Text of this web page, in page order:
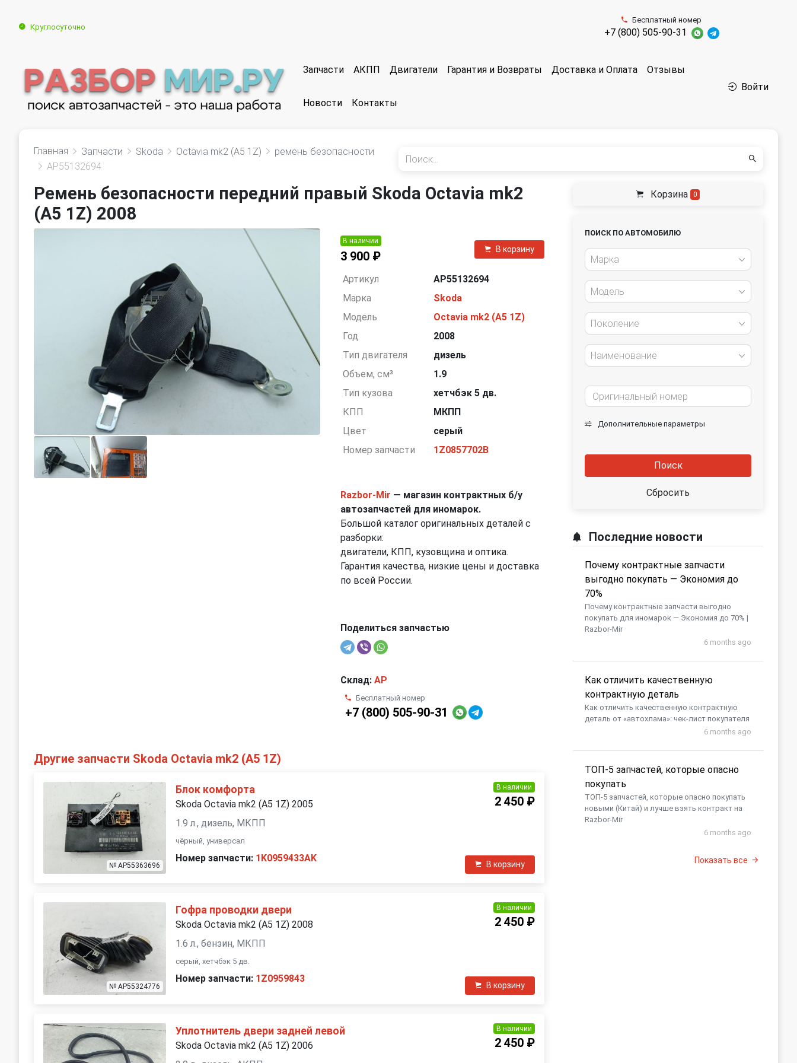
Круглосуточно
Бесплатный номер
+7 (800) 505-90-31
Запчасти АКПП Двигатели Гарантия и Возвраты Доставка и Оплата Отзывы
Новости Контакты
Войти
Главная Запчасти Skoda Octavia mk2 (A5 1Z)
ремень безопасности
AP55132694
Ремень безопасности передний правый Skoda Octavia mk2
(A5 1Z) 2008
В наличии
3 900 ₽
В корзину
Артикул
AP55132694
Марка
Skoda
Модель
Octavia mk2 (A5 1Z)
Год
2008
Тип двигателя
дизель
Объем, см³
1.9
Тип кузова
хетчбэк 5 дв.
КПП
МКПП
Цвет
серый
Номер запчасти
1Z0857702B
Razbor-Mir — магазин контрактных б/у
автозапчастей для иномарок.
Большой каталог оригинальных деталей с
разборки:
двигатели, КПП, кузовщина и оптика.
Гарантия качества, низкие цены и доставка
по всей России.
Поделиться запчастью
Склад: AP
Бесплатный номер
+7 (800) 505-90-31
Другие запчасти Skoda Octavia mk2 (A5 1Z)
№ AP55363696
Блок комфорта
Skoda Octavia mk2 (A5 1Z) 2005
1.9 л., дизель, МКПП
чёрный, универсал
Номер запчасти: 1K0959433AK
В наличии
2 450 ₽
В корзину
№ AP55324776
Гофра проводки двери
Skoda Octavia mk2 (A5 1Z) 2008
1.6 л., бензин, МКПП
серый, хетчбэк 5 дв.
Номер запчасти: 1Z0959843
В наличии
2 450 ₽
В корзину
Уплотнитель двери задней левой
Skoda Octavia mk2 (A5 1Z) 2006
В наличии
2 450 ₽
Корзина 0
ПОИСК ПО АВТОМОБИЛЮ
Марка
Модель
Поколение
Наименование
Дополнительные параметры
Поиск
Сбросить
Последние новости
Почему контрактные запчасти
выгодно покупать — Экономия до
70%
Почему контрактные запчасти выгодно
покупать для иномарок — Экономия до 70% |
Razbor-Mir
6 months ago
Как отличить качественную
контрактную деталь
Как отличить качественную контрактную
деталь от «автохлама»: чек-лист покупателя
6 months ago
​ТОП-5 запчастей, которые опасно
покупать
​ТОП-5 запчастей, которые опасно покупать
новыми (Китай) и лучше взять контракт на
Razbor-Mir
6 months ago
Показать все